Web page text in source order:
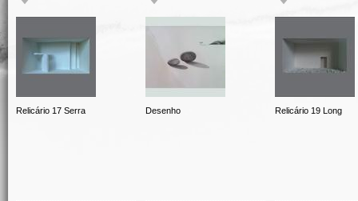
Relicário 17 Serra Desenho Relicário 19 Long